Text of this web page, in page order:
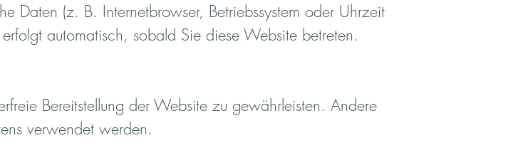
Daten (z. B. Internetbrowser, Betriebssystem oder Uhrzeit
automatisch, sobald Sie diese Website betreten.
Bereitstellung der Website zu gewährleisten. Andere
verwendet werden.